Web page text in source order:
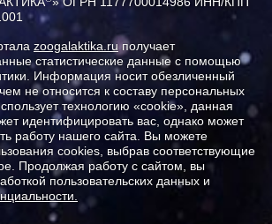
zoogalaktika.ruполучает
статистические данные с помощью
Информация носит обезличенный
не относится к составу персональных
технологию «cookie», данная
идентифицировать вас, однако может
работу нашего сайта. Вы можете
cookies, выбрав соответствующие
Продолжая работу с сайтом, вы
пользовательских данных и